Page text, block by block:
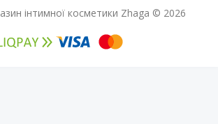
інтимної косметики Zhaga © 2026